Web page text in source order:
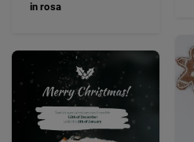
in rosa